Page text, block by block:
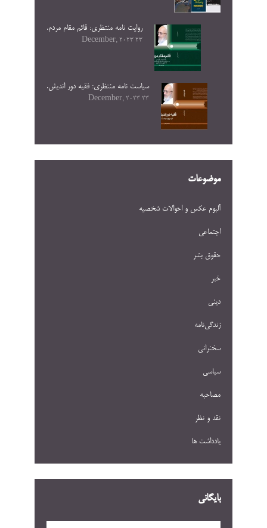
روایت نامه منتظری: قائم مقام مردم.
23 December, 2023
سیاست نامه منتظری: فقیه دور اندیش.
23 December, 2023
موضوعات
آلبوم عکس و احوالات شخصيه
اجتماعی
حقوق بشر
خبر
دینی
زندگی‌نامه
سخنرانی
سیاسی
مصاحبه
نقد و نظر
یادداشت ها
بایگانی